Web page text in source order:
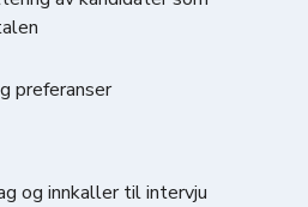
preferanser
og innkaller til intervju